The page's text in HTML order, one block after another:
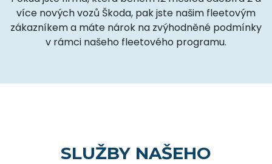
více nových vozů Škoda, pak jste našim fleetovým
zákazníkem a máte nárok na zvýhodněné podmínky
v rámci našeho fleetového programu.
SLUŽBY NAŠEHO